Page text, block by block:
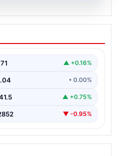
kitap
anda birkaç kitap
▲ +0.16%
• 0.00%
▲ +0.75%
▼ -0.95%